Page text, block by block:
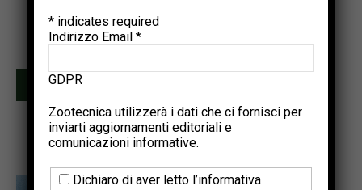
Ricevi una selezione dei contenuti più rilevanti del settore
avicolo.
Due invii al mese • Iscrizione gratuita
* indicates required
Indirizzo Email *
GDPR
Zootecnica utilizzerà i dati che ci fornisci per
inviarti aggiornamenti editoriali e
comunicazioni informative.
Dichiaro di aver letto l’informativa